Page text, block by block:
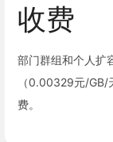
收费
部门群组和个人扩
（0.00329元/
费。